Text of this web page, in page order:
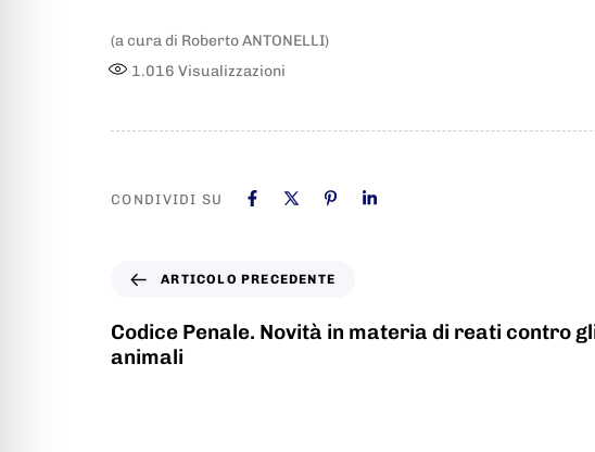
(a cura di Roberto ANTONELLI)
1.016 Visualizzazioni
CONDIVIDI SU
ARTICOLO PRECEDENTE
Codice Penale. Novità in materia di reati contro
animali